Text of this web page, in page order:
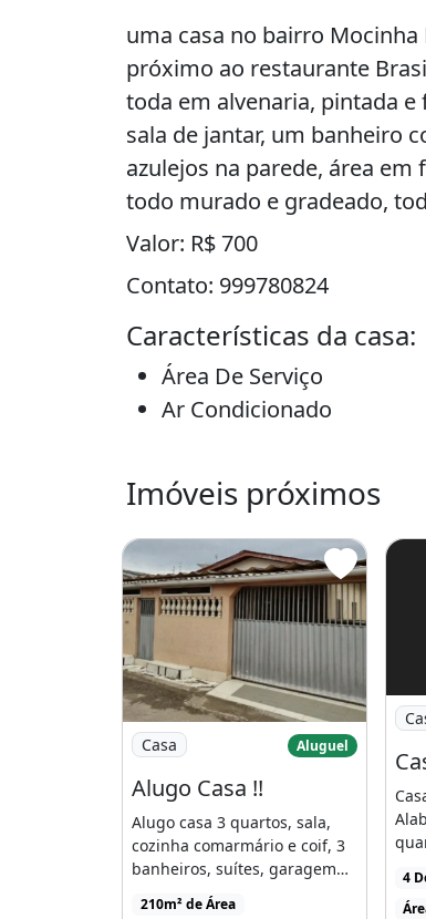
uma casa no bairro
próximo ao restaurante
toda em alvenaria, pintada e
sala de jantar, um banheiro
azulejos na parede, área
todo murado e gradeado,
Valor: R$ 700
Contato: 999780824
Características da casa:
Área De Serviço
Ar Condicionado
Ar-condicionado Varanda
Imóveis próximos
Imagem: Alugo Casa !!
Casa Aluguel
Alugo Casa !!
Alugo casa 3 quartos, sala,
cozinha comarmário e coif, 3
banheiros, suítes, garagem
para 3 carros, [...]
210m² de Área
[...]
4